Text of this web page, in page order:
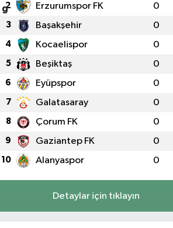
2 Erzurumspor FK 0
3 Başakşehir 0
4 Kocaelispor 0
5 Beşiktaş 0
6 Eyüpspor 0
7 Galatasaray 0
8 Çorum FK 0
9 Gaziantep FK 0
10 Alanyaspor 0
Detaylar için tıklayın